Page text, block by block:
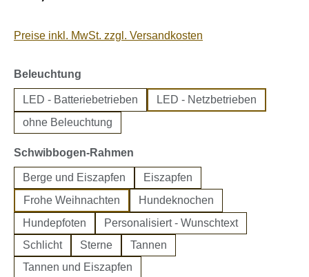
Preise inkl. MwSt. zzgl. Versandkosten
Beleuchtung
LED - Batteriebetrieben
LED - Netzbetrieben
ohne Beleuchtung
Schwibbogen-Rahmen
Berge und Eiszapfen
Eiszapfen
Frohe Weihnachten
Hundeknochen
Hundepfoten
Personalisiert - Wunschtext
Schlicht
Sterne
Tannen
Tannen und Eiszapfen